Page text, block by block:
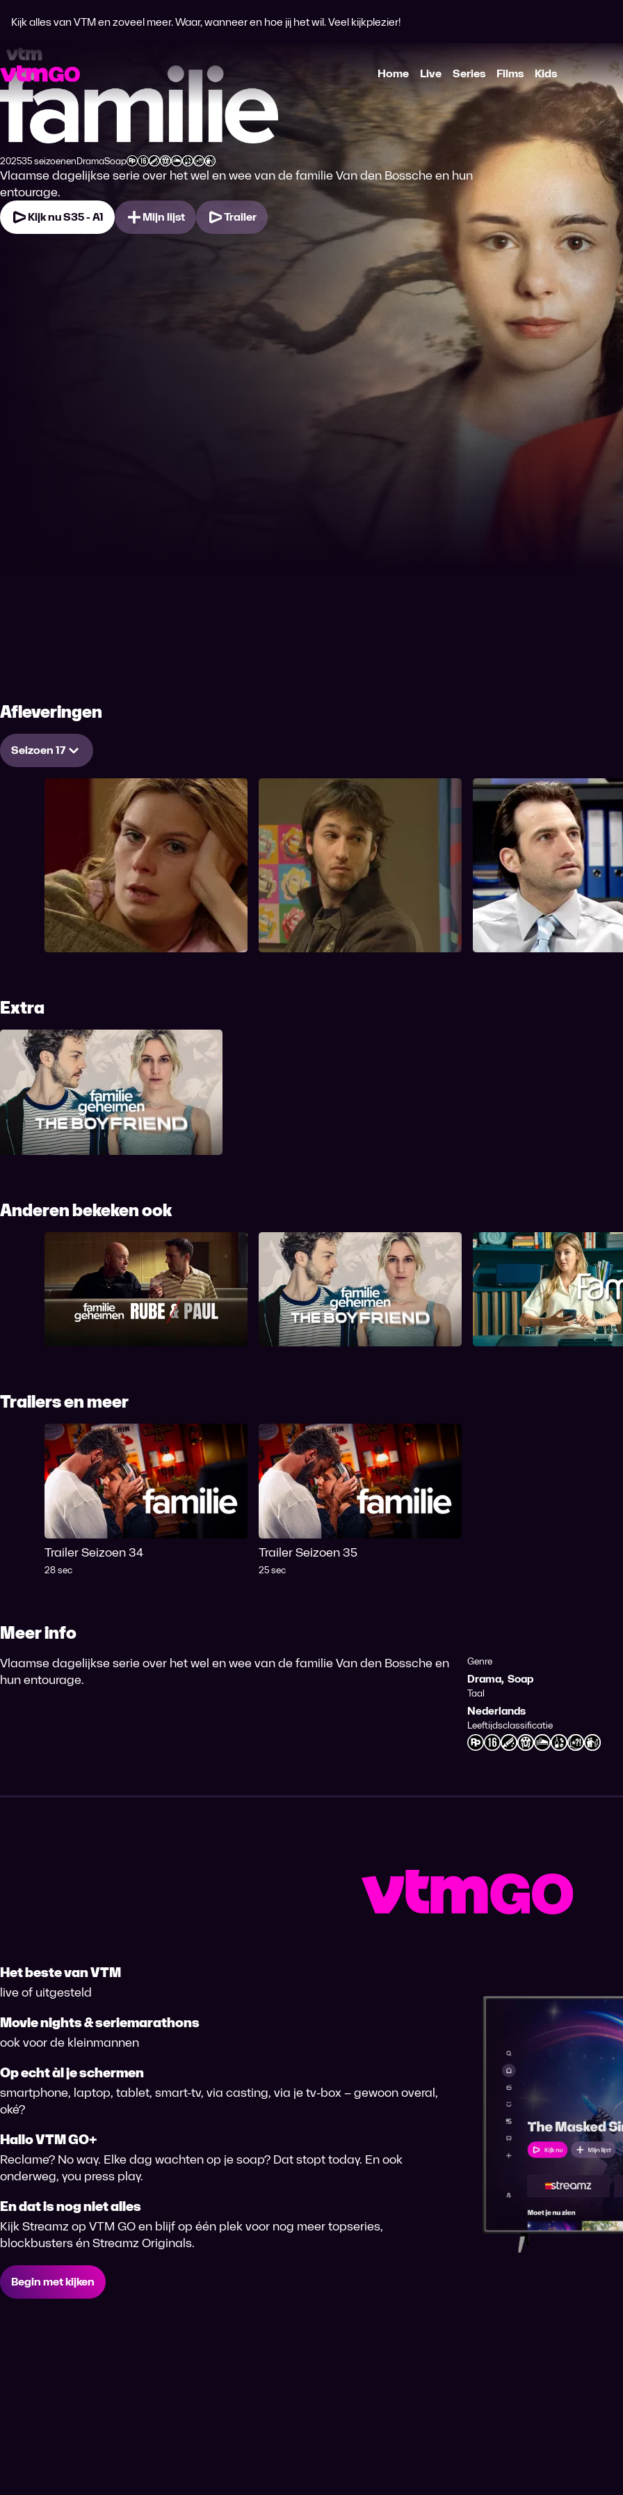
Kijk alles van VTM en zoveel meer. Waar, wanneer en hoe jij het wil. Veel kijkplezier!
Home Live Series Films Kids
Familie
Productiejaar
202535 seizoenen
Genre
Drama
Genre
Soap
Leeftijdsclassificatie
Vlaamse dagelijkse serie over het wel en wee van de familie Van den Bossche en hun
entourage.
Kijk nu S35 - A1 Mijn lijst Trailer
Afleveringen
Seizoen 17
257. Aflevering 257
257. Aflevering 257
In de Ardennen ontdekken de jongeren
een drugslab en ze moeten vluchten voor
de drugsbende. Ze verdelen zich in
groepjes, maar dat blijkt geen goed plan.
Door een uitspraak van Louise besluiten
Trudy en Mario een punt te zetten achter
hun verhouding....
256. Aflevering 256
256. Aflevering 256
Tijdsduur
30 min
Maarten moet naar de schooldirecteur in
verband met zijn praktijkexamen en
meteen daarna vertrekt hij met zijn
vrienden naar de Ardennen. Bij hun
aankomst blijkt dat Evy het vakantiehuisje
niet goed heeft geboekt. Veronique en
Marie-Rose bespreken de...
255. Aflevering
255. Aflevering 255
Tijdsduur
Yasmine is nog altijd kwaad
haar verleden heeft zitten
Mario neemt terug afstand van
en dat zint haar niet. Bart gaat
aan het werk om Peter uit de
helpen. Miel raakt in de war op
begaat ...
Extra
Familiegeheimen: The Boyfriend
Anderen bekeken ook
Familiegeheimen: Rube en
Paul
Familiegeheimen: The
Boyfriend
Familie Files
Trailers en meer
Trailer Seizoen 34
Tijdsduur
28 sec
Trailer Seizoen 35
Tijdsduur
25 sec
Meer info
Vlaamse dagelijkse serie over het wel en wee van de familie Van den Bossche en
hun entourage.
Genre
Drama, Soap
Taal
Nederlands
Leeftijdsclassificatie
Het beste van VTM
live of uitgesteld
Movie nights & seriemarathons
ook voor de kleinmannen
Op echt àl je schermen
smartphone, laptop, tablet, smart-tv, via casting, via je tv-box – gewoon overal,
oké?
Hallo VTM GO+
Reclame? No way. Elke dag wachten op je soap? Dat stopt today. En ook
onderweg, you press play.
En dat is nog niet alles
Kijk Streamz op VTM GO en blijf op één plek voor nog meer topseries,
blockbusters én Streamz Originals.
Begin met kijken